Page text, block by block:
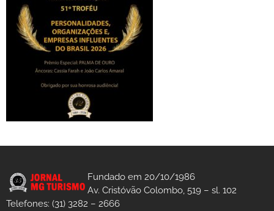
Fundado em 20/10/1986
Av. Cristóvão Colombo, 519 – sl. 102
Telefones: (31) 3282 – 2666